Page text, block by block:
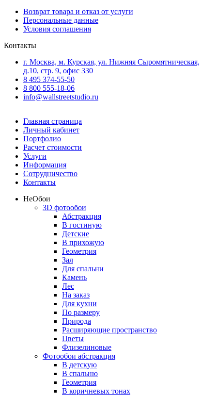
Возврат товара и отказ от услуги
Персональные данные
Условия соглашения
Контакты
г. Москва, м. Курская, ул. Нижняя Сыромятническая,
д.10, стр. 9, офис 330
8 495 374-55-50
8 800 555-18-06
info@wallstreetstudio.ru
Главная страница
Личный кабинет
Портфолио
Расчет стоимости
Услуги
Информация
Сотрудничество
Контакты
НеОбои
3D фотообои
Абстракция
В гостиную
Детские
В прихожую
Геометрия
Зал
Для спальни
Камень
Лес
На заказ
Для кухни
По размеру
Природа
Расширяющие пространство
Цветы
Флизелиновые
Фотообои абстракция
В детскую
В спальню
Геометрия
В коричневых тонах